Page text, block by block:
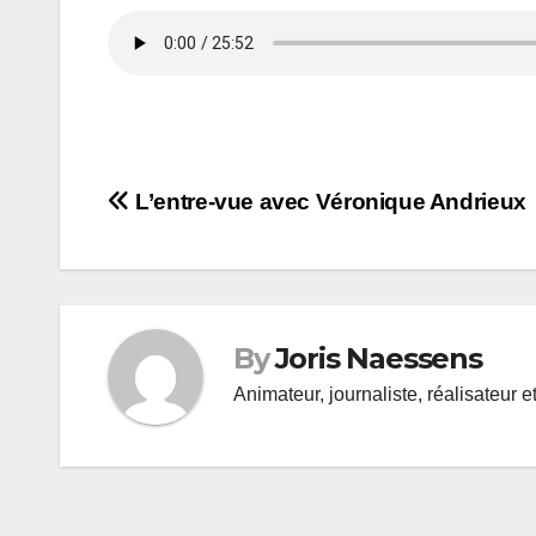
Navigation
de
L’entre-vue avec Véronique Andrieux
ByJoris Naessens
Animateur, journaliste, réalisateur